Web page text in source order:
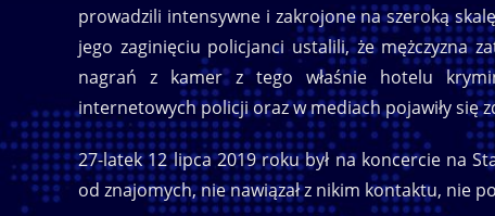
prowadzili intensywne i zakrojone na szeroką
jego zaginięciu policjanci ustalili, że mężczyzna
nagrań z kamer z tego właśnie hotelu
internetowych policji oraz w mediach pojawiły się
27-latek 12 lipca 2019 roku był na koncercie na
od znajomych, nie nawiązał z nikim kontaktu, nie